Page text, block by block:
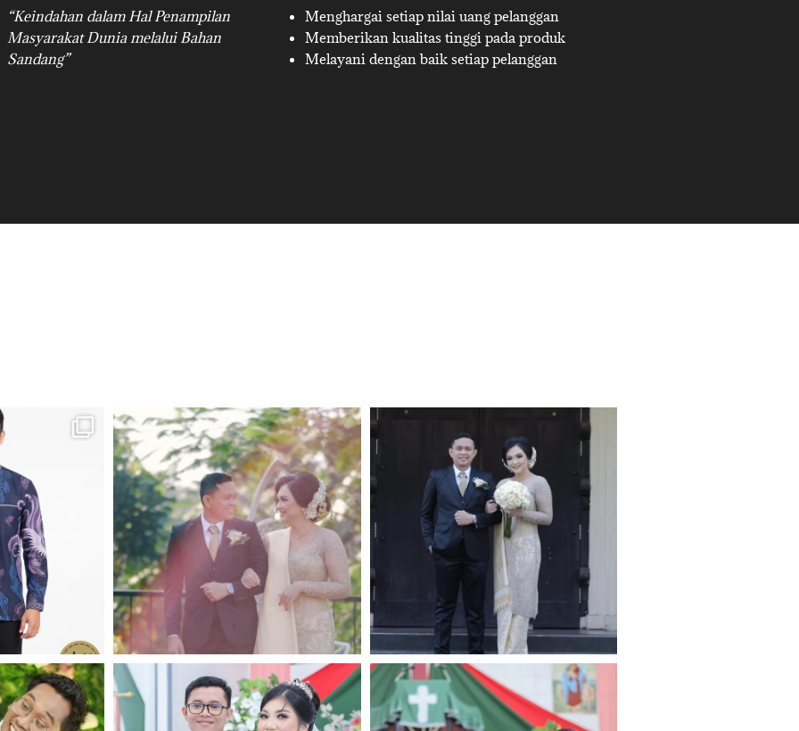
“Keindahan dalam Hal Penampilan
Masyarakat Dunia melalui Bahan
Sandang”
Menghargai setiap nilai uang pelanggan
Memberikan kualitas tinggi pada produk
Melayani dengan baik setiap pelanggan